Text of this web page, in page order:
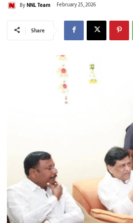
ByNNL Team February 25, 2026
Share